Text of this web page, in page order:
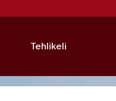
Tehlikeli